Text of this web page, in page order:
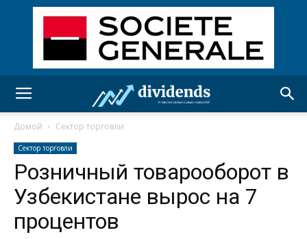
Домой Сектор торговли
Сектор торговли
Розничный товарооборот в
Узбекистане вырос на 7
процентов